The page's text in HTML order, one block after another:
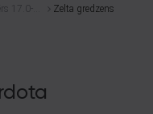
17.0-1
Zelta gredzens